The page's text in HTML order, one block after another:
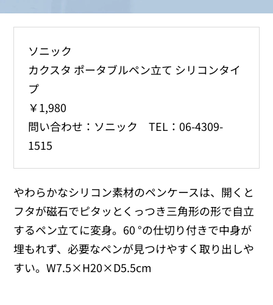
ソニック
カクスタ ポータブルペン立て シリコンタイ
プ
￥1,980
問い合わせ：ソニック TEL：06-4309-
1515
やわらかなシリコン素材のペンケースは、開くと
フタが磁石でピタッとくっつき三角形の形で自立
するペン立てに変身。60 °の仕切り付きで中身が
埋もれず、必要なペンが見つけやすく取り出しや
すい。W7.5×H20×D5.5cm